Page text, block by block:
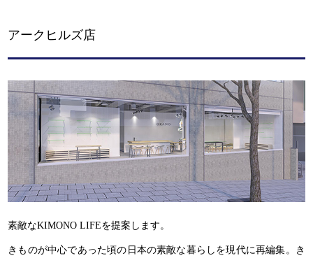
アークヒルズ店
素敵なKIMONO LIFEを提案します。
きものが中心であった頃の日本の素敵な暮らしを現代に再編集。き